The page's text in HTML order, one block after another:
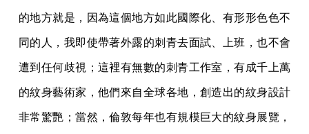
的地方就是，因為這個地方如此國際化、有形形色色不
同的人，我即使帶著外露的刺青去面試、上班，也不會
遭到任何歧視；這裡有無數的刺青工作室，有成千上萬
的紋身藝術家，他們來自全球各地，創造出的紋身設計
非常驚艷；當然，倫敦每年也有規模巨大的紋身展覽，